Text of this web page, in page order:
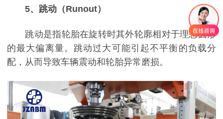
5、跳动（Runout）
跳动是指轮胎在旋转时其外轮廓相对于理想圆形
的最大偏离量。跳动过大可能引起不平衡的负载分
配，从而导致车辆震动和轮胎异常磨损。